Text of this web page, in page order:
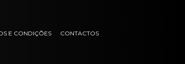
E CONDIÇÕES CONTACTOS